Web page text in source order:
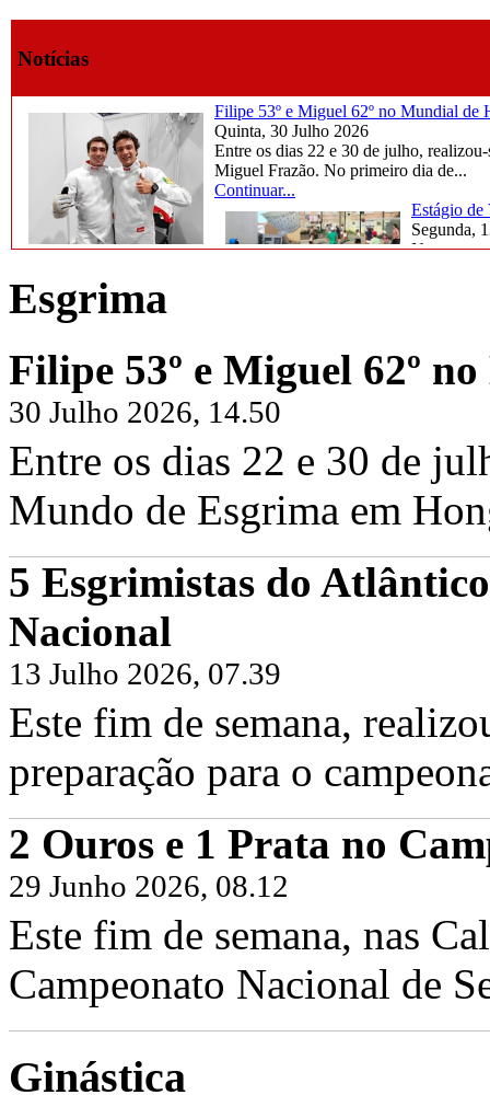
Notícias
Filipe 53º e Miguel 62º no Mundial de
Quinta, 30 Julho 2026
Entre os dias 22 e 30 de julho,
Miguel Frazão. No primeiro dia de...
Continuar...
Estágio de
Segunda,
Na
Frazão, juntamente com os...
Continuar...
Esgrima
Filipe 53º e Miguel 62º
30 Julho 2026, 14.50
Entre os dias 22 e 30 de
Mundo de Esgrima em
5 Esgrimistas do
Nacional
13 Julho 2026, 07.39
Este fim de semana,
preparação para o
2 Ouros e 1 Prata no
29 Junho 2026, 08.12
Este fim de semana, nas
Campeonato Nacional de
Ginástica